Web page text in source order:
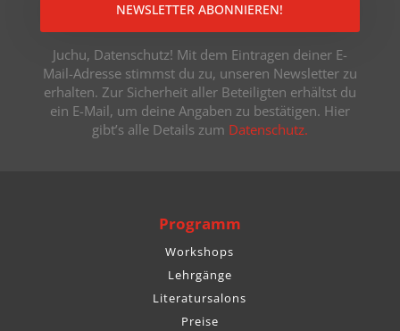
NEWSLETTER ABONNIEREN!
Juchu, Datenschutz! Mit dem Eintragen deiner E-
Mail-Adresse stimmst du zu, unseren Newsletter zu
erhalten. Zur Sicherheit aller Beteiligten erhältst du
ein E-Mail, um deine Angaben zu bestätigen. Hier
gibt’s alle Details zum Datenschutz.
Programm
Workshops
Lehrgänge
Literatursalons
Preise